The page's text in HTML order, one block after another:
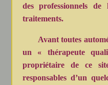
des professionnels
traitements.
Avant toutes
un « thérapeute
propriétaire de ce
responsables d’un